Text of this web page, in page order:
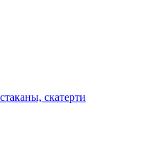
скатерти